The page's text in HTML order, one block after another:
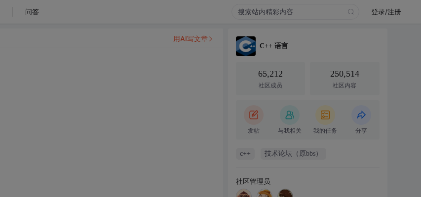
问答 登录/注册
用AI写文章
C++ 语言
65,212
社区成员
250,514
社区内容
发帖 与我相关 我的任务 分享
c++ 技术论坛（原bbs）
社区管理员